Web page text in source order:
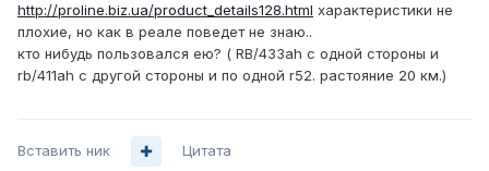
http://proline.biz.ua/product_details128.html характеристики не
плохие, но как в реале поведет не знаю..
кто нибудь пользовался ею? ( RB/433ah с одной стороны и
rb/411ah с другой стороны и по одной r52. растояние 20 км.)
Вставить ник Цитата